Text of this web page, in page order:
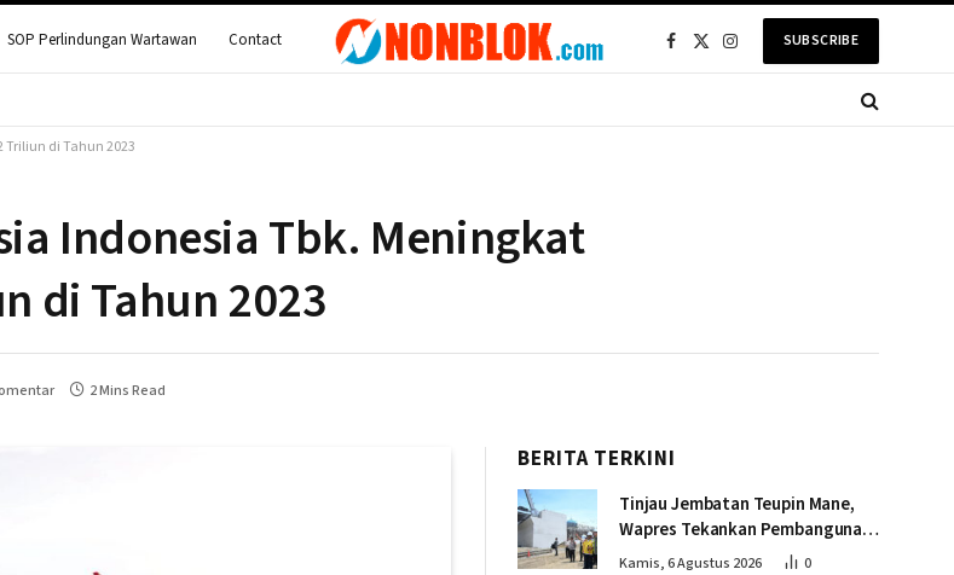
SOP Perlindungan Wartawan Contact Facebook
X
InstagramSUBSCRIBE
Triliun di Tahun 2023
Indonesia Tbk. Meningkat
di Tahun 2023
2 Mins Read
BERITA TERKINI
Tinjau Jembatan Teupin Mane,
Wapres Tekankan Pembangunan
Infrastruktur Berjalan Tepat
Kamis, 6 Agustus 2026 0